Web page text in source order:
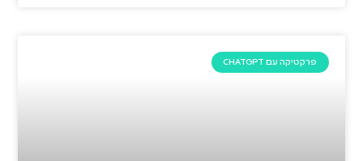
פרקטיקה עם CHATGPT